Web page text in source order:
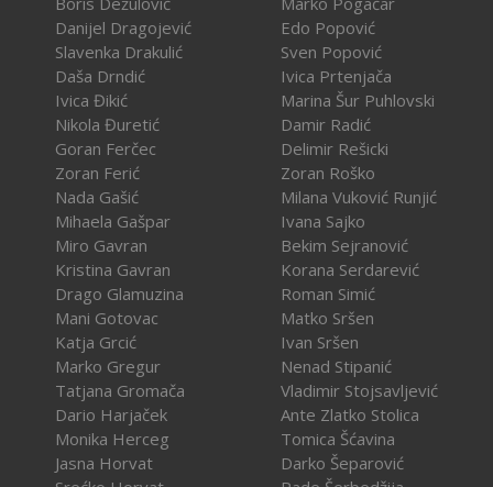
Danijel Dragojević
Slavenka Drakulić
Daša Drndić
Ivica Đikić
Nikola Đuretić
Goran Ferčec
Zoran Ferić
Nada Gašić
Mihaela Gašpar
Miro Gavran
Kristina Gavran
Drago Glamuzina
Mani Gotovac
Katja Grcić
Marko Gregur
Tatjana Gromača
Dario Harjaček
Monika Herceg
Jasna Horvat
Edo Popović
Sven Popović
Ivica Prtenjača
Marina Šur Puhlovski
Damir Radić
Delimir Rešicki
Zoran Roško
Milana Vuković Runjić
Ivana Sajko
Bekim Sejranović
Korana Serdarević
Roman Simić
Matko Sršen
Ivan Sršen
Nenad Stipanić
Vladimir Stojsavljević
Ante Zlatko Stolica
Tomica Šćavina
Darko Šeparović